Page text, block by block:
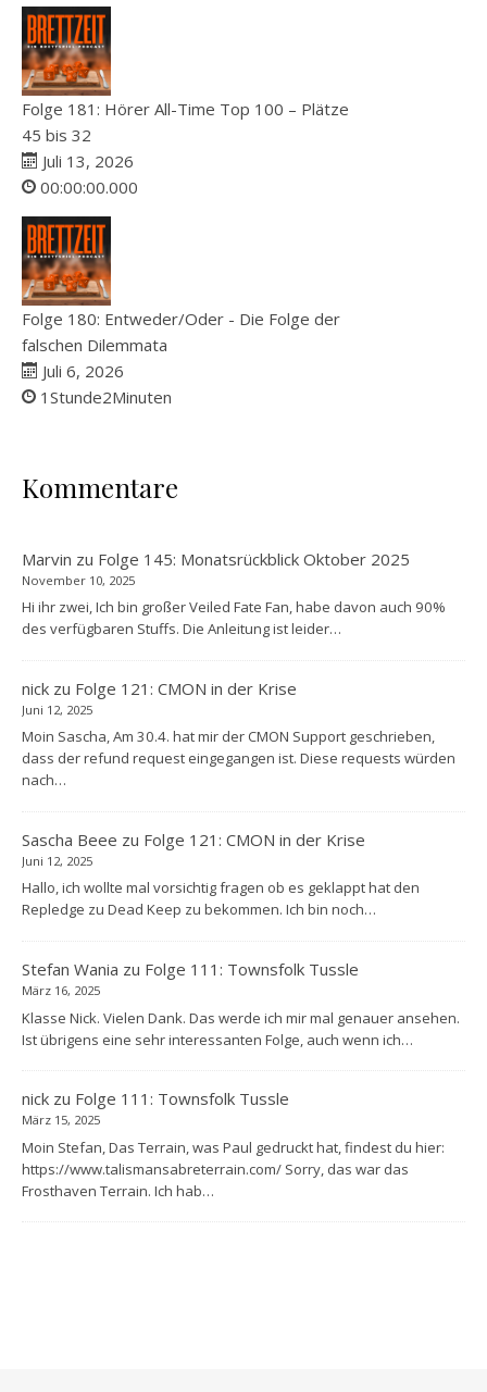
Folge 181: Hörer All-Time Top 100 – Plätze
45 bis 32
Juli 13, 2026
00:00:00.000
Folge 180: Entweder/Oder - Die Folge der
falschen Dilemmata
Juli 6, 2026
1Stunde2Minuten
Kommentare
Marvin zu Folge 145: Monatsrückblick Oktober 2025
November 10, 2025
Hi ihr zwei, Ich bin großer Veiled Fate Fan, habe davon auch 90%
des verfügbaren Stuffs. Die Anleitung ist leider…
nick zu Folge 121: CMON in der Krise
Juni 12, 2025
Moin Sascha, Am 30.4. hat mir der CMON Support geschrieben,
dass der refund request eingegangen ist. Diese requests würden
nach…
Sascha Beee zu Folge 121: CMON in der Krise
Juni 12, 2025
Hallo, ich wollte mal vorsichtig fragen ob es geklappt hat den
Repledge zu Dead Keep zu bekommen. Ich bin noch…
Stefan Wania zu Folge 111: Townsfolk Tussle
März 16, 2025
Klasse Nick. Vielen Dank. Das werde ich mir mal genauer ansehen.
Ist übrigens eine sehr interessanten Folge, auch wenn ich…
nick zu Folge 111: Townsfolk Tussle
März 15, 2025
Moin Stefan, Das Terrain, was Paul gedruckt hat, findest du hier:
https://www.talismansabreterrain.com/ Sorry, das war das
Frosthaven Terrain. Ich hab…